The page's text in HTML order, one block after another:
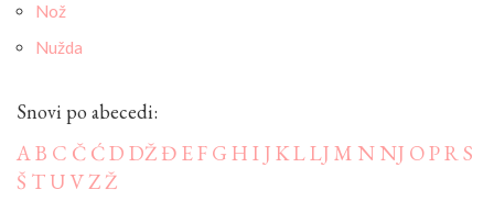
Nož
Nužda
Snovi po abecedi:
AB C Č ĆD DŽ Đ EF G H I J KLLJ M N NJ OPRS
Š T U VZŽ